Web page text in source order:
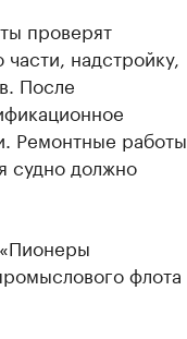
проверят
надстройку,
После
Ремонтные работы
судно должно
флота